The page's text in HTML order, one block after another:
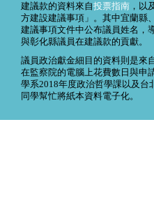
建議款的資料來自投票指南 ，以
方建設建議事項」。其中宜蘭縣
建議事項文件中公布議員姓名，
與彰化縣議員在建議款的貢獻。
議員政治獻金細目的資料則是來
在監察院的電腦上花費數日與申
學系2018年度政治哲學課以及台
同學幫忙將紙本資料電子化。